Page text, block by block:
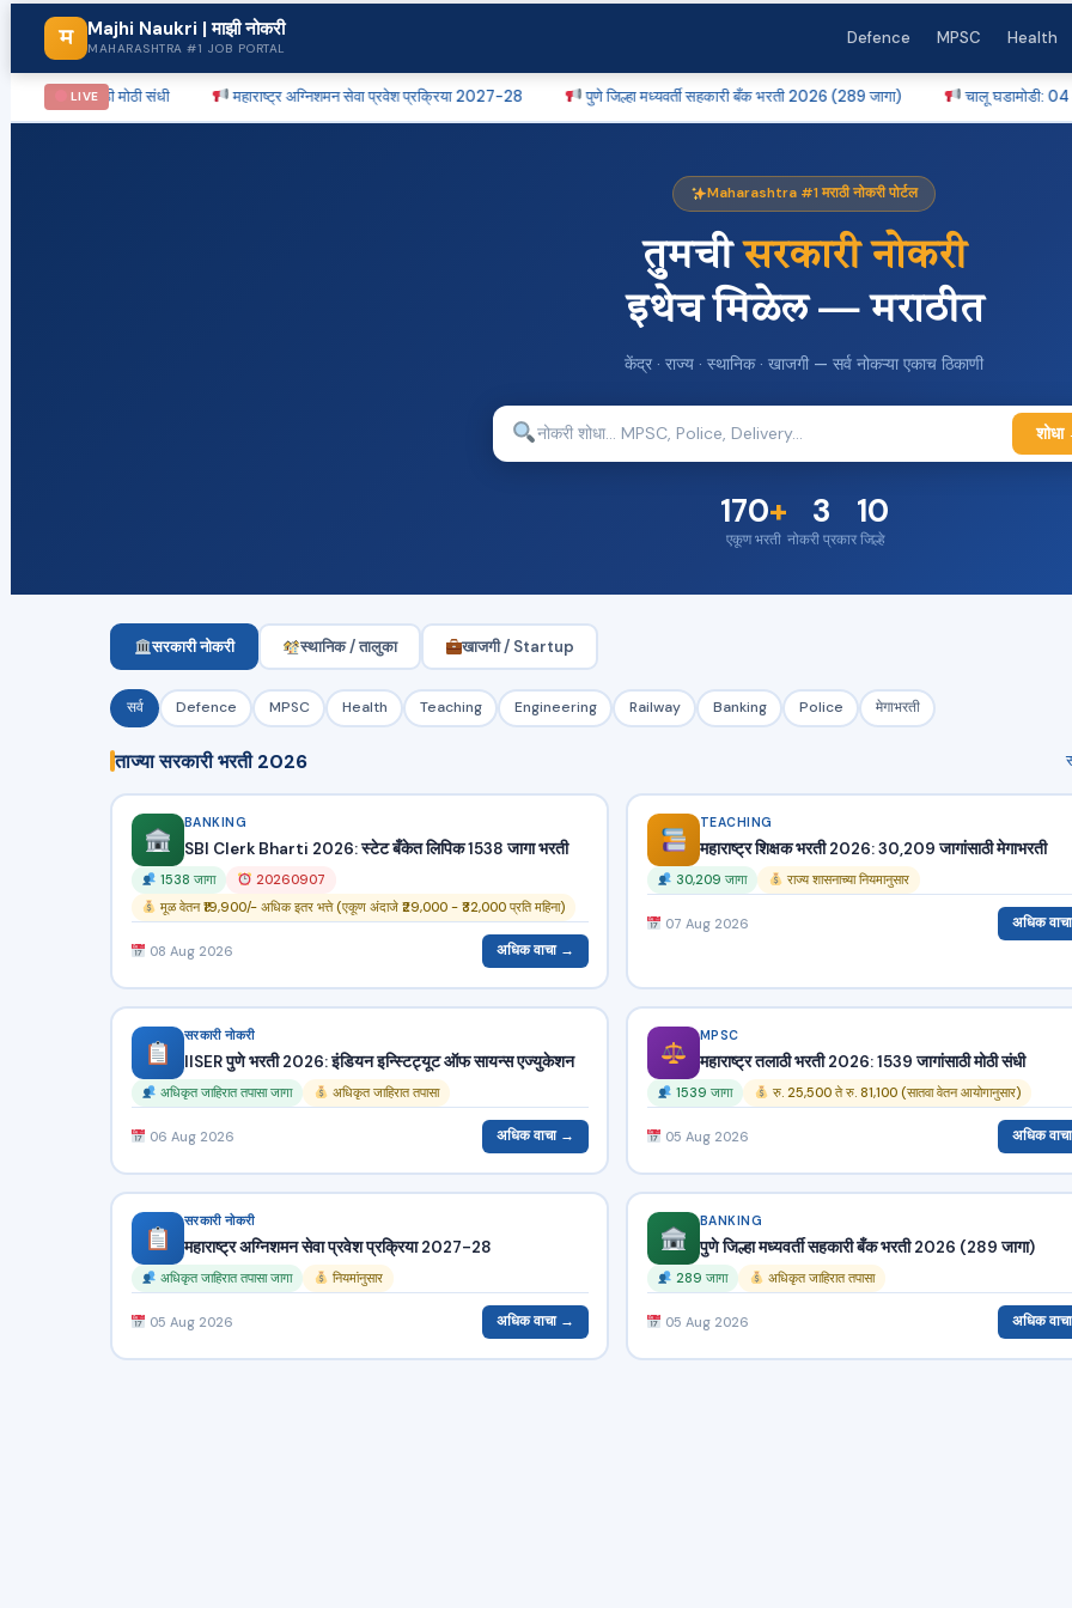
म Majhi Naukri | माझी नोकरी
MAHARASHTRA #1 JOB PORTAL
Defence MPSC Health
LIVE
जागांसाठी मोठी संधी महाराष्ट्र अग्निशमन सेवा प्रवेश प्रक्रिया 2027-28 पुणे जिल्हा मध्यवर्ती सहकारी बँक भरती 2026 (289 जागा) चालू घडामोडी: 04 ऑगस्ट
Maharashtra #1 मराठी नोकरी पोर्टल
तुमचीसरकारी नोकरी
इथेच मिळेल — मराठीत
केंद्र · राज्य · स्थानिक · खाजगी — सर्व नोकऱ्या एकाच ठिकाणी
शोधा
170+
एकूण भरती
3
नोकरी प्रकार
10
जिल्हे
सरकारी नोकरी स्थानिक / तालुका खाजगी / Startup
सर्व Defence MPSC Health Teaching Engineering Railway Banking Police मेगाभरती
ताज्या सरकारी भरती 2026
BANKING
SBI Clerk Bharti 2026: स्टेट बँकेत लिपिक 1538 जागा भरती
1538 जागा
20260907
मूळ वेतन ₹19,900/- अधिक इतर भत्ते (एकूण अंदाजे ₹29,000 - ₹32,000 प्रति महिना)
08 Aug 2026 अधिक वाचा →
TEACHING
महाराष्ट्र शिक्षक भरती 2026: 30,209 जागांसाठी मेगाभरती
30,209 जागा राज्य शासनाच्या नियमानुसार
07 Aug 2026 अधिक
सरकारी नोकरी
IISER पुणे भरती 2026: इंडियन इन्स्टिट्यूट ऑफ सायन्स एज्युकेशन
अधिकृत जाहिरात तपासा जागा अधिकृत जाहिरात तपासा
06 Aug 2026 अधिक वाचा →
MPSC
महाराष्ट्र तलाठी भरती 2026: 1539 जागांसाठी मोठी संधी
1539 जागा रु. 25,500 ते रु. 81,100 (सातवा वेतन आयोगानुसार)
05 Aug 2026 अधिक
सरकारी नोकरी
महाराष्ट्र अग्निशमन सेवा प्रवेश प्रक्रिया 2027-28
अधिकृत जाहिरात तपासा जागा नियमांनुसार
05 Aug 2026 अधिक वाचा →
BANKING
पुणे जिल्हा मध्यवर्ती सहकारी बँक भरती 2026 (289 जागा)
289 जागा अधिकृत जाहिरात तपासा
05 Aug 2026 अधिक